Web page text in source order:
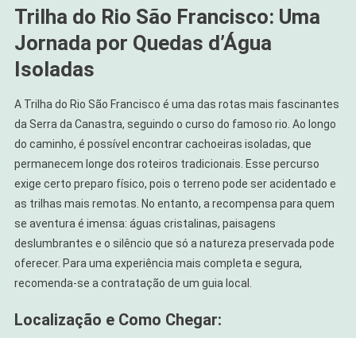
Trilha do Rio São Francisco: Uma
Jornada por Quedas d’Água
Isoladas
A Trilha do Rio São Francisco é uma das rotas mais fascinantes
da Serra da Canastra, seguindo o curso do famoso rio. Ao longo
do caminho, é possível encontrar cachoeiras isoladas, que
permanecem longe dos roteiros tradicionais. Esse percurso
exige certo preparo físico, pois o terreno pode ser acidentado e
as trilhas mais remotas. No entanto, a recompensa para quem
se aventura é imensa: águas cristalinas, paisagens
deslumbrantes e o silêncio que só a natureza preservada pode
oferecer. Para uma experiência mais completa e segura,
recomenda-se a contratação de um guia local.
Localização e Como Chegar: